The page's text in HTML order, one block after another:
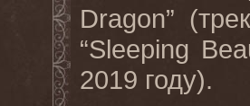
Dragon”
“Sleeping
2019 году).